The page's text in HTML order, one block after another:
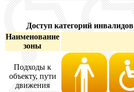
Доступ категорий
Наименование
зоны
Подходы к
объекту, пути
движения